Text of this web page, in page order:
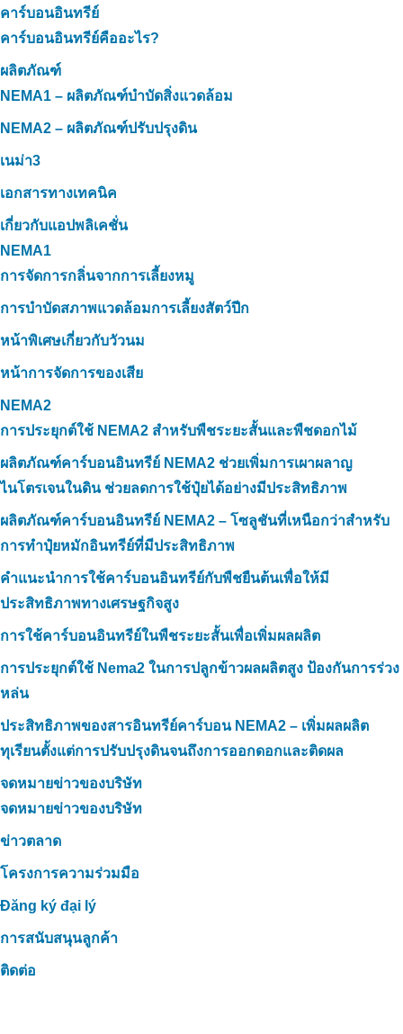
คาร์บอนอินทรีย์
คาร์บอนอินทรีย์คืออะไร?
ผลิตภัณฑ์
NEMA1 – ผลิตภัณฑ์บำบัดสิ่งแวดล้อม
NEMA2 – ผลิตภัณฑ์ปรับปรุงดิน
เนม่า3
เอกสารทางเทคนิค
เกี่ยวกับแอปพลิเคชั่น
NEMA1
การจัดการกลิ่นจากการเลี้ยงหมู
การบำบัดสภาพแวดล้อมการเลี้ยงสัตว์ปีก
หน้าพิเศษเกี่ยวกับวัวนม
หน้าการจัดการของเสีย
NEMA2
การประยุกต์ใช้ NEMA2 สำหรับพืชระยะสั้นและพืชดอกไม้
ผลิตภัณฑ์คาร์บอนอินทรีย์ NEMA2 ช่วยเพิ่มการเผาผลาญ
ไนโตรเจนในดิน ช่วยลดการใช้ปุ๋ยได้อย่างมีประสิทธิภาพ
ผลิตภัณฑ์คาร์บอนอินทรีย์ NEMA2 – โซลูชันที่เหนือกว่าสำหรับ
การทำปุ๋ยหมักอินทรีย์ที่มีประสิทธิภาพ
คำแนะนำการใช้คาร์บอนอินทรีย์กับพืชยืนต้นเพื่อให้มี
ประสิทธิภาพทางเศรษฐกิจสูง
การใช้คาร์บอนอินทรีย์ในพืชระยะสั้นเพื่อเพิ่มผลผลิต
การประยุกต์ใช้ Nema2 ในการปลูกข้าวผลผลิตสูง ป้องกันการร่วง
หล่น
ประสิทธิภาพของสารอินทรีย์คาร์บอน NEMA2 – เพิ่มผลผลิต
ทุเรียนตั้งแต่การปรับปรุงดินจนถึงการออกดอกและติดผล
จดหมายข่าวของบริษัท
จดหมายข่าวของบริษัท
ข่าวตลาด
โครงการความร่วมมือ
Đăng ký đại lý
การสนับสนุนลูกค้า
ติดต่อ